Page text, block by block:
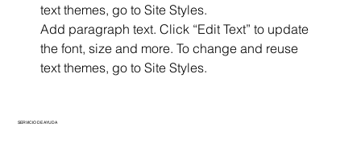
text themes, go to Site Styles.
Add paragraph text. Click “Edit Text” to update
the font, size and more. To change and reuse
text themes, go to Site Styles.
SERVICIO DE AYUDA